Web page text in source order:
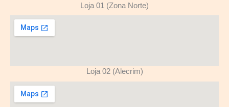
Loja 01 (Zona Norte)
Loja 02 (Alecrim)